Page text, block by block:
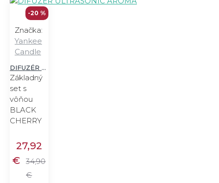
-20 %
Značka:
Yankee
Candle
DIFUZÉR ULTRASONIC AROMA
Základný
set s
vôňou
BLACK
CHERRY
27,92
€
34,90
€